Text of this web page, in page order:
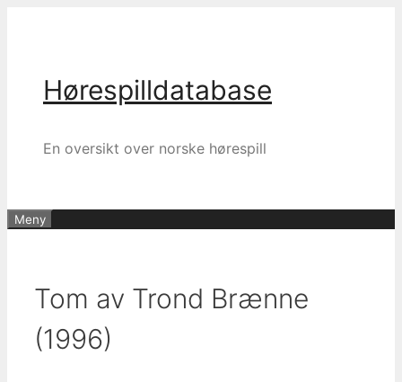
Hørespilldatabase
En oversikt over norske hørespill
Meny
Tom av Trond Brænne
(1996)